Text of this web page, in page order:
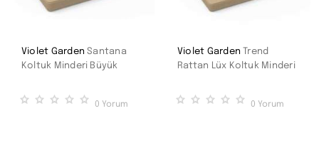
Violet Garden Santana
Koltuk Minderi Büyük
0 Yorum
Violet Garden
Trend
Rattan Lüx Koltuk Minderi
0 Yorum